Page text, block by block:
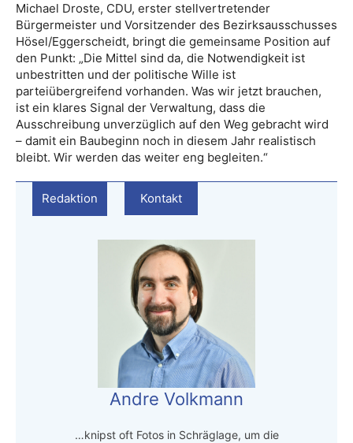
Michael Droste, CDU, erster stellvertretender
Bürgermeister und Vorsitzender des Bezirksausschusses
Hösel/Eggerscheidt, bringt die gemeinsame Position auf
den Punkt: „Die Mittel sind da, die Notwendigkeit ist
unbestritten und der politische Wille ist
parteiübergreifend vorhanden. Was wir jetzt brauchen,
ist ein klares Signal der Verwaltung, dass die
Ausschreibung unverzüglich auf den Weg gebracht wird
– damit ein Baubeginn noch in diesem Jahr realistisch
bleibt. Wir werden das weiter eng begleiten.“
Redaktion Kontakt
Andre Volkmann
…knipst oft Fotos in Schräglage, um die